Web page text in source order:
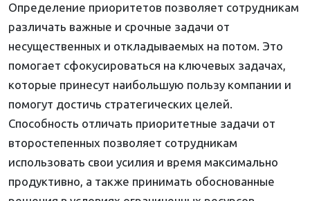
Определение приоритетов позволяет сотрудникам
различать важные и срочные задачи от
несущественных и откладываемых на потом. Это
помогает сфокусироваться на ключевых задачах,
которые принесут наибольшую пользу компании и
помогут достичь стратегических целей.
Способность отличать приоритетные задачи от
второстепенных позволяет сотрудникам
использовать свои усилия и время максимально
продуктивно, а также принимать обоснованные